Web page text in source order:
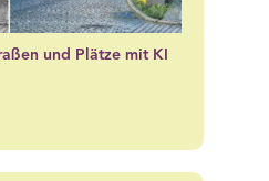
und Plätze mit KI